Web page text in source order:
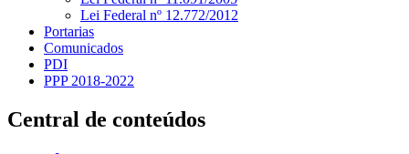
Lei Federal nº 12.772/2012
Portarias
Comunicados
PDI
PPP 2018-2022
Central de conteúdos